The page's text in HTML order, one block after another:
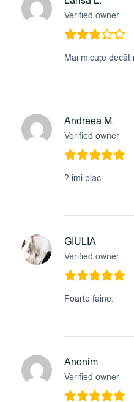
Verified owner
Mai micuțe decât
Andreea M.
Verified owner
? imi plac
GIULIA
Verified owner
Foarte faine.
Anonim
Verified owner